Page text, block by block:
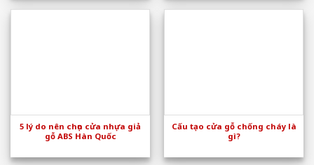
5 lý do nên chọn cửa nhựa giả
gỗ ABS Hàn Quốc
Cấu tạo cửa gỗ chống cháy là
gì?